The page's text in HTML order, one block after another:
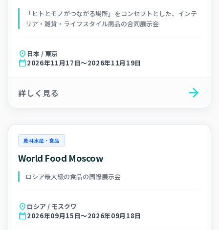
「ヒトとモノがつながる場所」をコンセプトとした、インテ
リア・雑貨・ライフスタイル商品の合同展示会
location_on 日本 / 東京
calendar_today2026年11月17日～2026年11月19日
詳しく見る arrow_forward
農林水産・食品
World Food Moscow
ロシア最大級の食品の国際展示会
location_on ロシア / モスクワ
calendar_today2026年09月15日～2026年09月18日